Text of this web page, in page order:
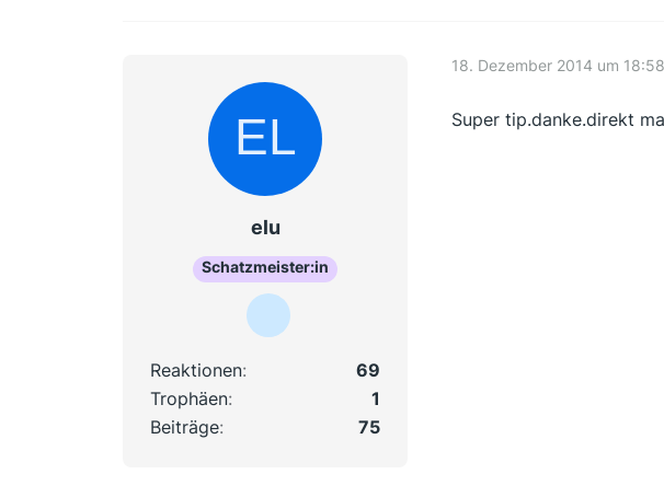
elu
Schatzmeister:in
Reaktionen
69
Trophäen
1
Beiträge
75
18. Dezember 2014 um 18:58
Super tip.danke.direkt